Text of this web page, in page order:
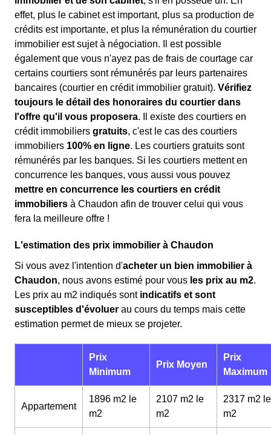
effet, plus le cabinet est important, plus sa production de
crédits est importante, et plus la rémunération du courtier
immobilier est sujet à négociation. Il est possible
également que vous n'ayez pas de frais de courtage car
certains courtiers sont rémunérés par leurs partenaires
bancaires (courtier en crédit immobilier gratuit). Vérifiez
toujours le détail des honoraires du courtier dans
l'offre qu'il vous proposera. Il existe des courtiers en
crédit immobiliers gratuits, c'est le cas des courtiers
immobiliers 100% en ligne. Les courtiers gratuits sont
rémunérés par les banques. Si les courtiers mettent en
concurrence les banques, vous aussi vous pouvez
mettre en concurrence les courtiers en crédit
immobiliers à Chaudon afin de trouver celui qui vous
fera la meilleure offre !
L'estimation des prix immobilier à Chaudon
Si vous avez l'intention d'acheter un bien immobilier à
Chaudon, nous avons estimé pour vous les prix au m2.
Les prix au m2 indiqués sont indicatifs et sont
susceptibles d'évoluer au cours du temps mais cette
estimation permet de mieux se projeter.
Prix
Minimum
Prix Moyen
Prix
Maximum
Appartement
1896 m2 le
m2
2107 m2 le
m2
2317 m2 le
m2